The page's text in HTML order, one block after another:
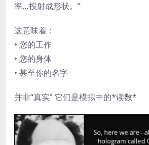
率…投射成形状。”
这意味着：
• 您的工作
• 您的身体
• 甚至你的名字
并非“真实” 它们是模拟中的*读数*